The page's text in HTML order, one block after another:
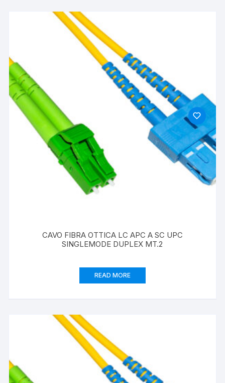
CAVO FIBRA OTTICA LC APC A SC UPC
SINGLEMODE DUPLEX MT.2
READ MORE